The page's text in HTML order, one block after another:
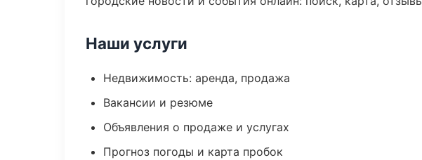
Наши услуги
Недвижимость: аренда, продажа
Вакансии и резюме
Объявления о продаже и услугах
Прогноз погоды и карта пробок